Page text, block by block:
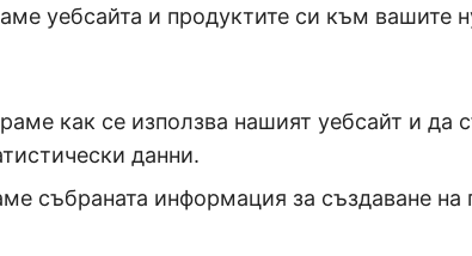
уебсайта и продуктите си към вашите
как се използва нашият уебсайт и да
данни.
събраната информация за създаване на